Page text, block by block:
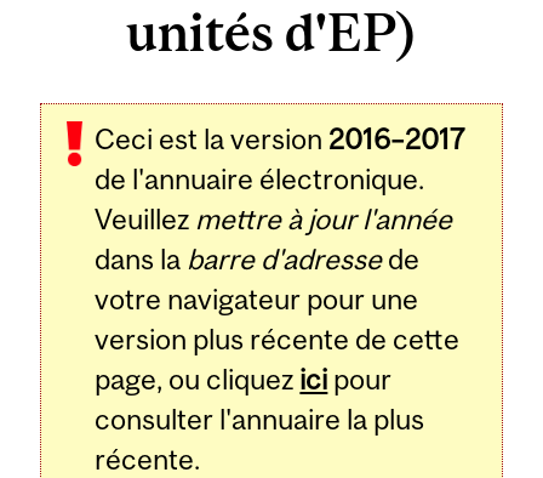
unités d'EP)
Ceci est la version 2016–2017
de l'annuaire électronique.
Veuillez mettre à jour l'année
dans la barre d'adressede
votre navigateur pour une
version plus récente de cette
page, ou cliquez ici pour
consulter l'annuaire la plus
récente.
Related
Content